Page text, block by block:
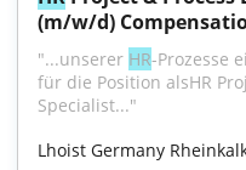
(m/w/d)
"...unserer HR-Prozesse
für die Position alsHR
Specialist..."
Lhoist Germany